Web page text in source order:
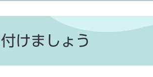
けましょう